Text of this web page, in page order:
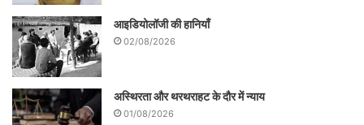
आइडियोलॉजी की हानियाँ
02/08/2026
अस्थिरता और थरथराहट के दौर में न्याय
01/08/2026